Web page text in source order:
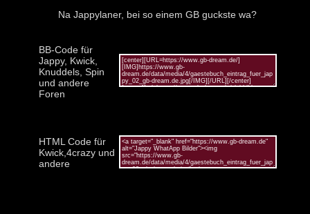
Na Jappylaner, bei so einem GB guckste wa?
BB-Code für
Jappy, Kwick,
Knuddels, Spin
und andere
Foren
HTML Code für
Kwick,4crazy und
andere